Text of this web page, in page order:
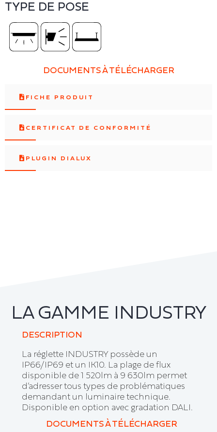
TYPE DE POSE
DOCUMENTS À TÉLÉCHARGER
FICHE PRODUIT
CERTIFICAT DE CONFORMITÉ
PLUGIN DIALUX
LA GAMME INDUSTRY
DESCRIPTION
La réglette INDUSTRY possède un
IP66/IP69 et un IK10. La plage de flux
disponible de 1 520lm à 9 630lm permet
d’adresser tous types de problématiques
demandant un luminaire technique.
Disponible en option avec gradation DALI.
DOCUMENTS À TÉLÉCHARGER